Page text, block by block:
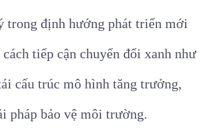
trong định hướng phát triển mới
tiếp cận chuyển đổi xanh như
cấu trúc mô hình tăng trưởng,
pháp bảo vệ môi trường.